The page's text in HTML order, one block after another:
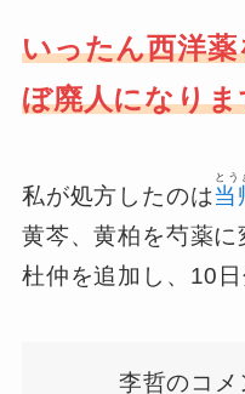
いったん西洋
ぼ廃人になりま
私が処方したのは当
とう
黄芩、黄柏を芍薬
杜仲を追加し、10日
李哲のコメ